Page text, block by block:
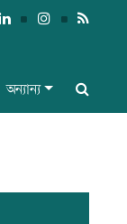
অন্যান্য